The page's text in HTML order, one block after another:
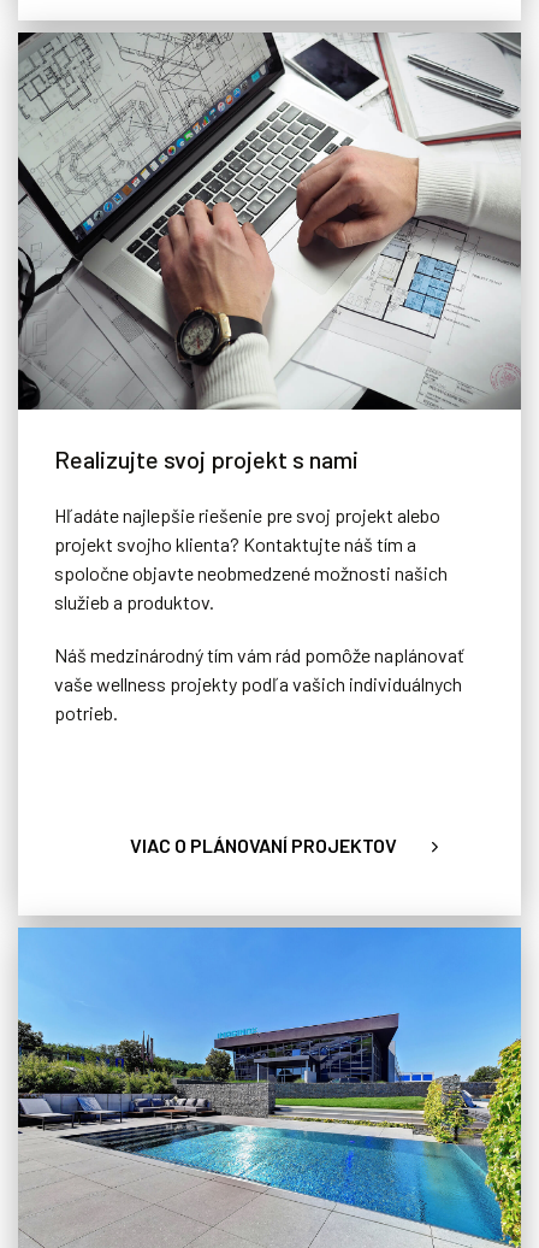
Špeciálny hydraulický systém posuvného dna, vďaka ktorému
Realizujte svoj projekt s nami
Hľadáte najlepšie riešenie pre svoj projekt alebo
projekt svojho klienta? Kontaktujte náš tím a
spoločne objavte neobmedzené možnosti našich
služieb a produktov.
Náš medzinárodný tím vám rád pomôže naplánovať
vaše wellness projekty podľa vašich individuálnych
potrieb.
VIAC O PLÁNOVANÍ PROJEKTOV